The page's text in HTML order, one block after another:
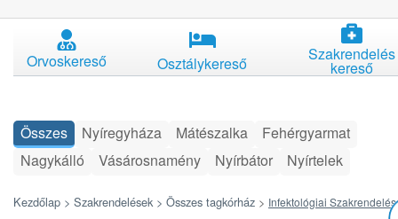
Orvoskereső Osztálykereső Szakrendelés
kereső
Összes Nyíregyháza Mátészalka
Fehérgyarmat
Nagykálló
Vásárosnamény Nyírbátor Nyírtelek
Kezdőlap > Szakrendelések > Összes tagkórház > Infektológiai Szakrendelés